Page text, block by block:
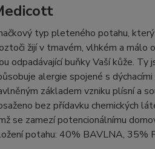
typ pleteného potahu,
žijí v tmavém, vlhkém a
odpadávající buňky Vaší kůže.
alergie spojené s
základem vzniku plísní a
bez přídavku chemických
se zamezí potencionálnímu
potahu: 40% BAVLNA, 35%